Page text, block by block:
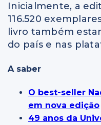
Inicialmente, a
116.520
livro também
do país e nas
A saber
O best-seller
em nova edição
49 anos da